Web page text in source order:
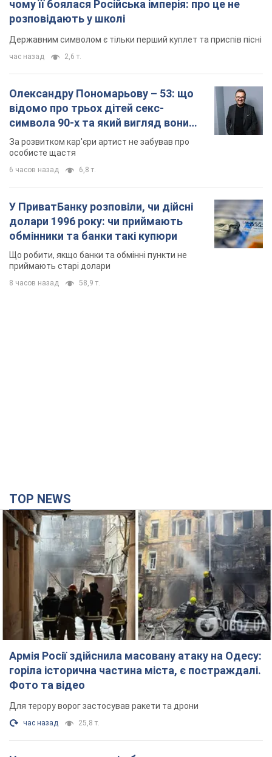
6 часов назад
У ПриватБанку розповіли, чи дійсні
долари 1996 року: чи приймають
обмінники та банки такі купюри
Що робити, якщо банки та обмінні пункти не
приймають старі долари
8 часов назад 58,9 т.
Армія Росії здійснила масовану атаку на Одесу:
горіла історична частина міста, є постраждалі.
Фото та відео
Для терору ворог застосував ракети та дрони
час назад 25,8 т.
Нардепи взяли гроші з бюджету на оренду
елітних квартир у Києві: хто з парламентарів
просив кошти та де поселився
Як працює особлива соціальна гарантія та хто нею
користується
3 часа назад
Російська армія обстріляла дві сусідні
багатоповерхівки в Харкові: двоє загиблих,
більше 20 постраждалих